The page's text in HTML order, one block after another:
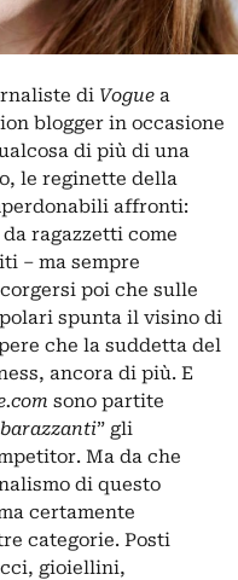
di Vogue a
blogger in occasione
di più di una
le reginette della
affronti:
ragazzetti come
– ma sempre
poi che sulle
spunta il visino di
che la suddetta del
ancora di più. E
sono partite
” gli
Ma da che
di questo
certamente
categorie. Posti
gioiellini,